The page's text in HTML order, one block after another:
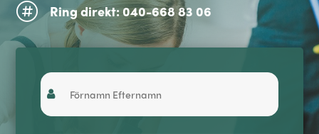
 Ring direkt: 040-668 83 06